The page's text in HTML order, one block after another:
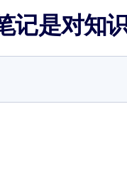
记是对知